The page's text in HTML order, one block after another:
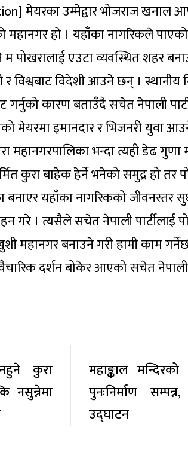
मेयरका उम्मेद्वार भोजराज खनाल
महानगर हो । यहाँका नागरिकले
पोखरालाई एउटा व्यवस्थित शहर
विश्वबाट विदेशी आउने छन् । स्थानीय
कारण बताउँदै सचेत नेपाली
मेयरमा इमानदार र भिजनरी युवा
महानगरपालिका भन्दा त्यही डेढ गुणा
कुरा बाहेक हेर्ने भनेको समुद्र हो तर
बनाएर यहाँका नागरिकको जीवनस्तर
गरे । त्यसैले सचेत नेपाली
महानगर बनाउने गरी हामी काम
दर्शन बोकेर आएको सचेत नेपाली
कुरा
नसुन्नेमा
महाङ्काल
पुनःनिर्माण सम्पन्न,
उद्घाटन